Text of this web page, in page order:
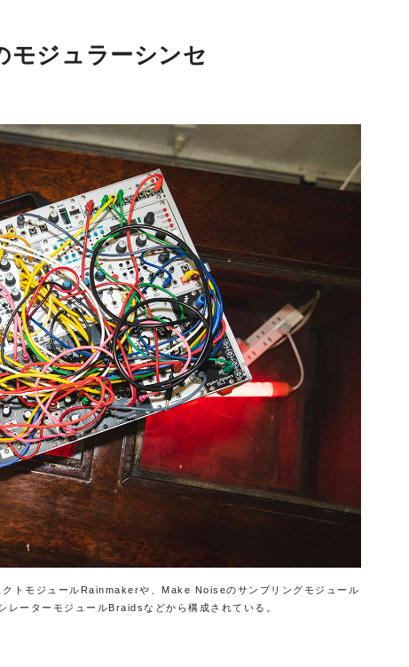
モジュラーシンセ
トモジュールRainmakerや、Make Noiseのサンプリングモジュール
ーターモジュールBraidsなどから構成されている。